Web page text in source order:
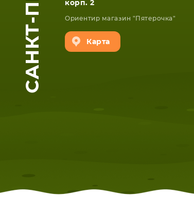
корп. 2
Ориентир магазин "Пятерочка"
Карта